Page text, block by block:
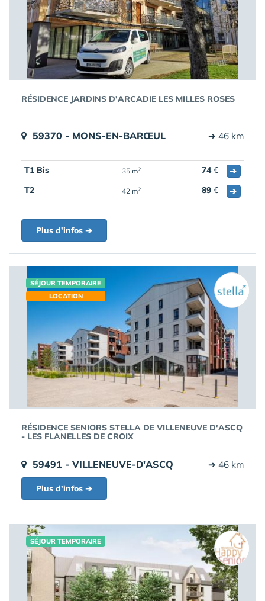
RÉSIDENCE JARDINS D'ARCADIE LES MILLES ROSES
59370 - MONS-EN-BARŒUL ➔ 46 km
T1 Bis 35 m2 74€
➔
T2
42 m2 89 € ➔
Plus d'infos ➔
SÉJOUR TEMPORAIRE
LOCATION
RÉSIDENCE SENIORS STELLA DE VILLENEUVE D'ASCQ
- LES FLANELLES DE CROIX
59491 - VILLENEUVE-D'ASCQ ➔ 46 km
Plus d'infos ➔
SÉJOUR TEMPORAIRE